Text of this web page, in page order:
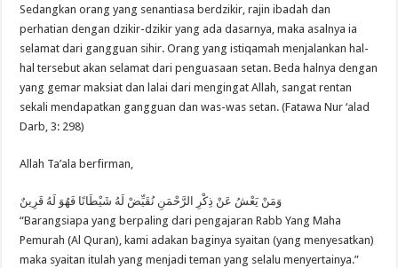
Sedangkan orang yang senantiasa berdzikir, rajin ibadah dan
perhatian dengan dzikir-dzikir yang ada dasarnya, maka asalnya ia
selamat dari gangguan sihir. Orang yang istiqamah menjalankan hal-
hal tersebut akan selamat dari penguasaan setan. Beda halnya dengan
yang gemar maksiat dan lalai dari mengingat Allah, sangat rentan
sekali mendapatkan gangguan dan was-was setan. (Fatawa Nur ‘alad
Darb, 3: 298)
Allah Ta’ala berfirman,
وَمَنْ يَعْشُ عَنْ ذِكْرِ الرَّحْمَنِ نُقَيِّضْ لَهُ شَيْطَانًا فَهُوَ لَهُ قَرِينٌ
“Barangsiapa yang berpaling dari pengajaran Rabb Yang Maha
Pemurah (Al Quran), kami adakan baginya syaitan (yang menyesatkan)
maka syaitan itulah yang menjadi teman yang selalu menyertainya.”